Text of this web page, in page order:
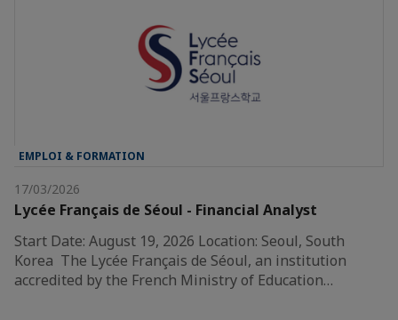
EMPLOI & FORMATION
17/03/2026
Lycée Français de Séoul - Financial Analyst
Start Date: August 19, 2026 Location: Seoul, South
Korea The Lycée Français de Séoul, an institution
accredited by the French Ministry of Education…